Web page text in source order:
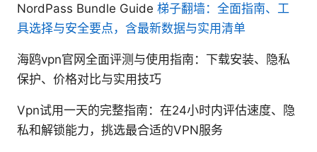
NordPass Bundle Guide 梯子翻墙：全面指南、工
具选择与安全要点，含最新数据与实用清单
海鸥vpn官网全面评测与使用指南：下载安装、隐私
保护、价格对比与实用技巧
Vpn试用一天的完整指南：在24小时内评估速度、隐
私和解锁能力，挑选最合适的VPN服务